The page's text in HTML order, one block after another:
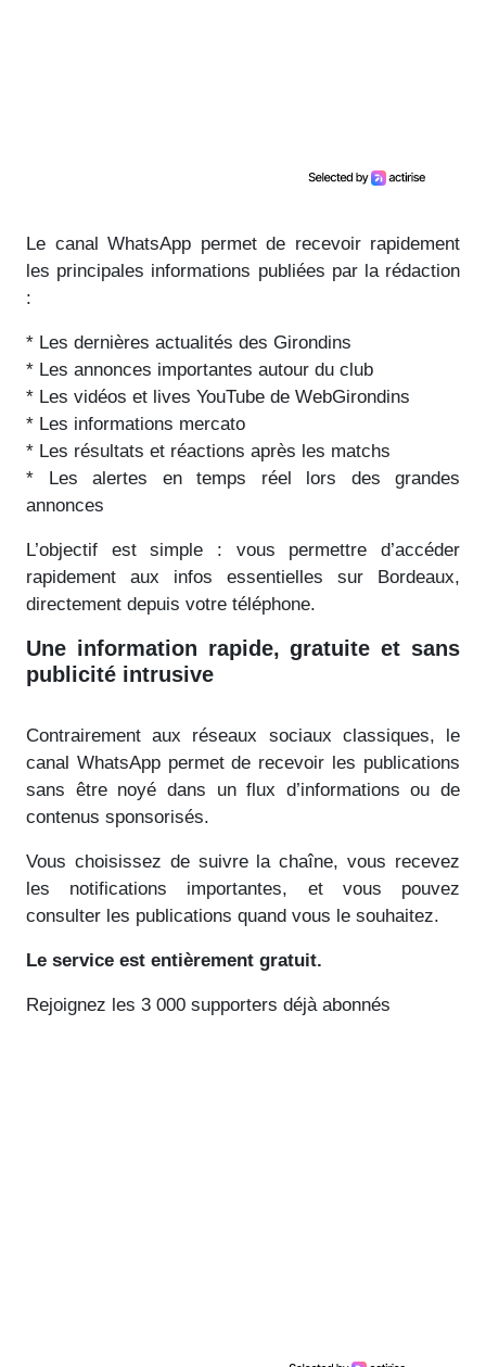
Le canal WhatsApp permet de recevoir rapidement
les principales informations publiées par la rédaction
:
* Les dernières actualités des Girondins
* Les annonces importantes autour du club
* Les vidéos et lives YouTube de WebGirondins
* Les informations mercato
* Les résultats et réactions après les matchs
* Les alertes en temps réel lors des grandes
annonces
L’objectif est simple : vous permettre d’accéder
rapidement aux infos essentielles sur Bordeaux,
directement depuis votre téléphone.
Une information rapide, gratuite et sans
publicité intrusive
Contrairement aux réseaux sociaux classiques, le
canal WhatsApp permet de recevoir les publications
sans être noyé dans un flux d’informations ou de
contenus sponsorisés.
Vous choisissez de suivre la chaîne, vous recevez
les notifications importantes, et vous pouvez
consulter les publications quand vous le souhaitez.
Le service est entièrement gratuit.
Rejoignez les 3 000 supporters déjà abonnés